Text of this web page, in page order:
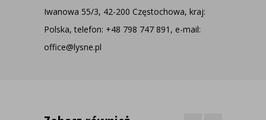
Iwanowa 55/3, 42-200 Częstochowa, kraj:
Polska, telefon: +48 798 747 891, e-mail:
office@lysne.pl